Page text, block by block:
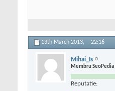
13th March 2013, 22:16
Mihai_Is
Membru SeoPedia
Reputatie: